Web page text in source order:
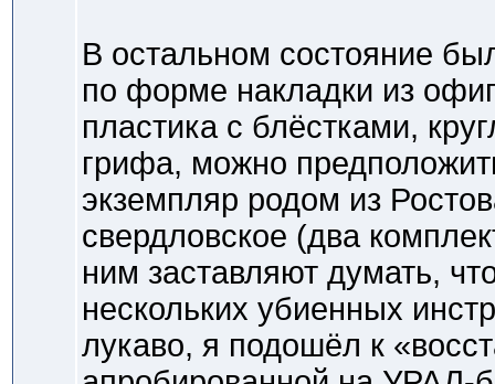
В остальном состояние
по форме накладки из
пластика с блёстками,
грифа, можно
экземпляр родом из
свердловское (два
ним заставляют думать,
нескольких убиенных
лукаво, я подошёл к